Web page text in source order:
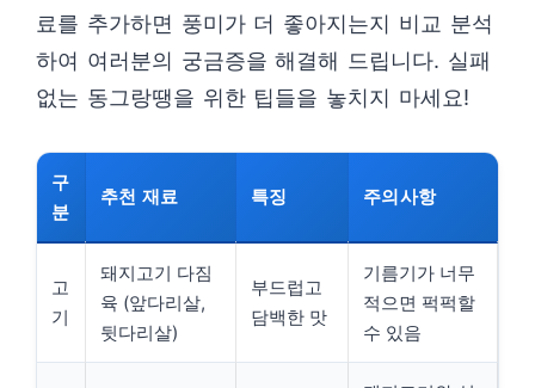
료를 추가하면 풍미가 더 좋아지는지 비교 분석
하여 여러분의 궁금증을 해결해 드립니다. 실패
없는 동그랑땡을 위한 팁들을 놓치지 마세요!
구
분
추천 재료 특징 주의사항
고
기
돼지고기 다짐
육 (앞다리살,
뒷다리살)
부드럽고
담백한 맛
기름기가 너무
적으면 퍽퍽할
수 있음